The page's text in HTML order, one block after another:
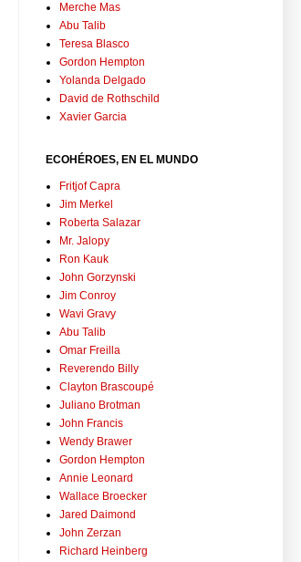
Merche Mas
Abu Talib
Teresa Blasco
Gordon Hempton
Yolanda Delgado
David de Rothschild
Xavier Garcia
ECOHÉROES, EN EL MUNDO
Fritjof Capra
Jim Merkel
Roberta Salazar
Mr. Jalopy
Ron Kauk
John Gorzynski
Jim Conroy
Wavi Gravy
Abu Talib
Omar Freilla
Reverendo Billy
Clayton Brascoupé
Juliano Brotman
John Francis
Wendy Brawer
Gordon Hempton
Annie Leonard
Wallace Broecker
Jared Daimond
John Zerzan
Richard Heinberg